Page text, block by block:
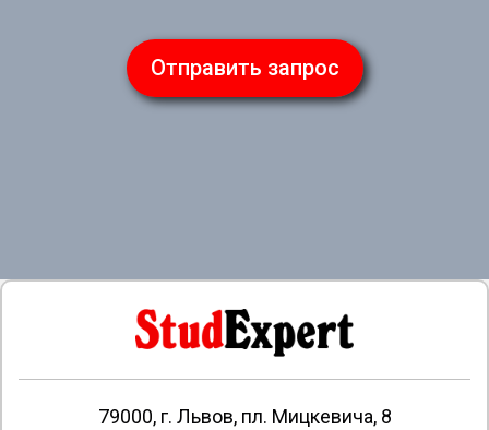
Отправить запрос
79000, г. Львов, пл. Мицкевича, 8